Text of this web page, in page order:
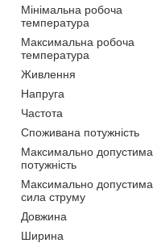
Мінімальна робоча
температура
Максимальна робоча
температура
Живлення
Напруга
Частота
Споживана потужність
Максимально допустима
потужність
Максимально допустима
сила струму
Довжина
Ширина